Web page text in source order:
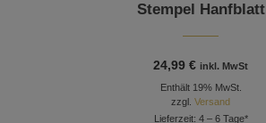
Stempel Hanfblatt
24,99€ inkl. MwSt
Enthält 19% MwSt.
zzgl.Versand
Lieferzeit: 4 – 6 Tage*